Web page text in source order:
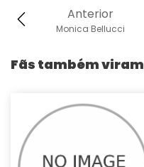
Anterior
Monica Bellucci
Fãs também viram